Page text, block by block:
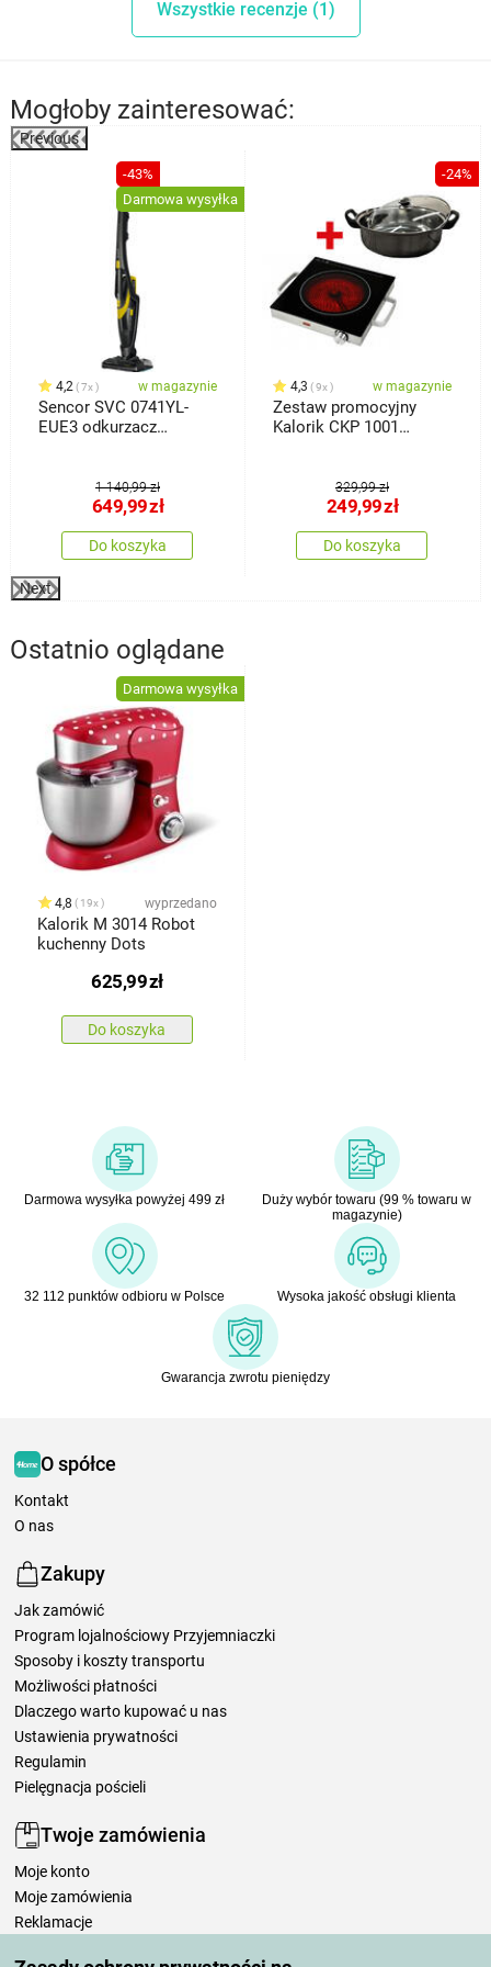
Wszystkie recenzje (1)
Mogłoby zainteresować:
Previous
-43%
Darmowa wysyłka
4,2 7x w magazynie
Sencor SVC 0741YL-
EUE3 odkurzacz
1 140,99 zł
649,99zł
Do koszyka
-24%
4,3 9x w magazynie
Zestaw promocyjny
Kalorik CKP 1001
329,99 zł
249,99zł
Do koszyka
Next
Ostatnio oglądane
Darmowa wysyłka
4,8 19x wyprzedano
Kalorik M 3014 Robot
kuchenny Dots
625,99zł
Do koszyka
Darmowa wysyłka powyżej 499 zł
Duży wybór towaru (99 % towaru w
magazynie)
32 112 punktów odbioru w Polsce Wysoka jakość obsługi klienta
Gwarancja zwrotu pieniędzy
O spółce
Kontakt
O nas
Zakupy
Jak zamówić
Program lojalnościowy Przyjemniaczki
Sposoby i koszty transportu
Możliwości płatności
Dlaczego warto kupować u nas
Ustawienia prywatności
Regulamin
Pielęgnacja pościeli
Twoje zamówienia
Moje konto
Moje zamówienia
Reklamacje